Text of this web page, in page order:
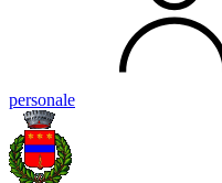
personale